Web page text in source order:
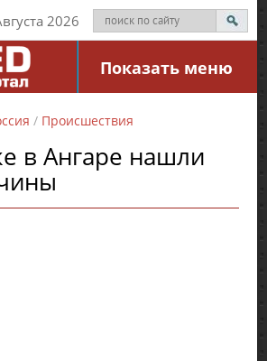
2026
Показать меню
/ Происшествия
в Ангаре нашли